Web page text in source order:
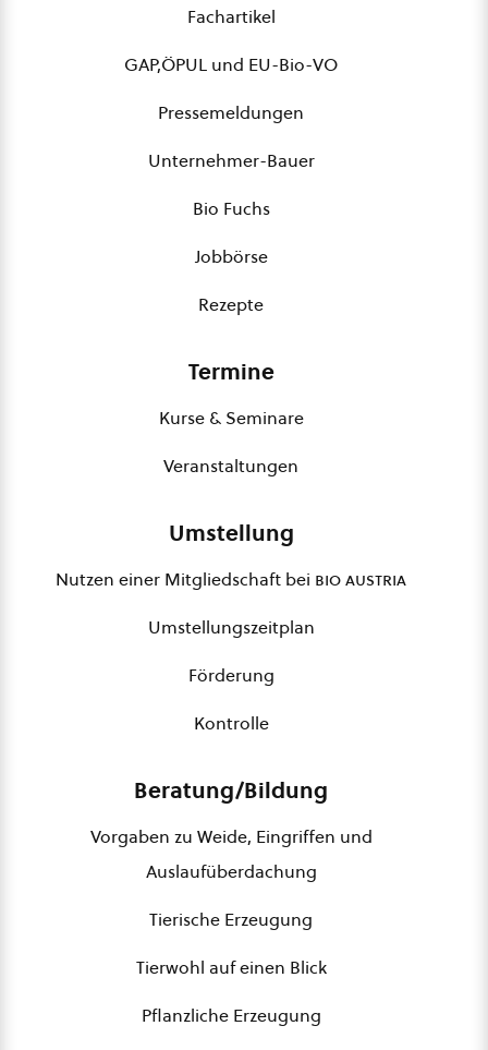
Fachartikel
GAP,ÖPUL und EU-Bio-VO
Pressemeldungen
Unternehmer-Bauer
Bio Fuchs
Jobbörse
Rezepte
Termine
Kurse & Seminare
Veranstaltungen
Umstellung
Nutzen einer Mitgliedschaft bei bio austria
Umstellungszeitplan
Förderung
Kontrolle
Beratung/Bildung
Vorgaben zu Weide, Eingriffen und
Auslaufüberdachung
Tierische Erzeugung
Tierwohl auf einen Blick
Pflanzliche Erzeugung